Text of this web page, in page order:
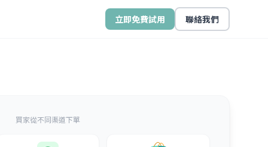
立即免費試用 聯絡我們
買家從不同渠道下單